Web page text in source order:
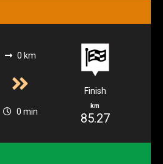
0 km
0 min
Finish
km
85.27